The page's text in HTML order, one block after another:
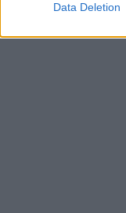
Data Deletion